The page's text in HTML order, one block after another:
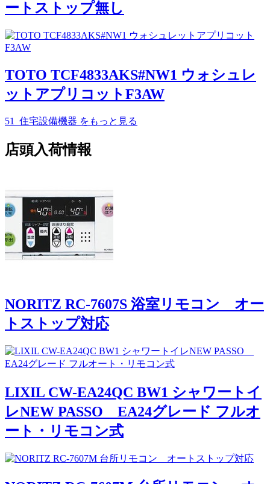
ートストップ無し
TOTO TCF4833AKS#NW1 ウォシュレ
ットアプリコットF3AW
51_住宅設備機器 をもっと見る
店頭入荷情報
NORITZ RC-7607S 浴室リモコン オー
トストップ対応
LIXIL CW-EA24QC BW1 シャワートイ
レNEW PASSO EA24グレード フルオ
ート・リモコン式